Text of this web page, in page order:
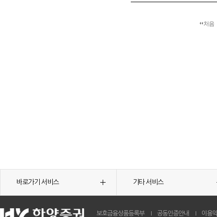
처음
바로가기 서비스 기타 서비스
보호금융상품등록부 공동인증안내 이용